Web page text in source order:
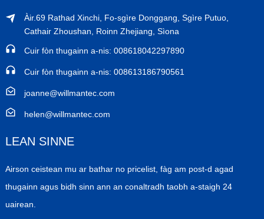
Àir.69 Rathad Xinchi, Fo-sgìre Donggang, Sgìre Putuo,
Cathair Zhoushan, Roinn Zhejiang, Sìona
Cuir fòn thugainn a-nis: 008618042297890
Cuir fòn thugainn a-nis: 008613186790561
joanne@willmantec.com
helen@willmantec.com
LEAN SINNE
Airson ceistean mu ar bathar no pricelist, fàg am post-d agad
thugainn agus bidh sinn ann an conaltradh taobh a-staigh 24
uairean.